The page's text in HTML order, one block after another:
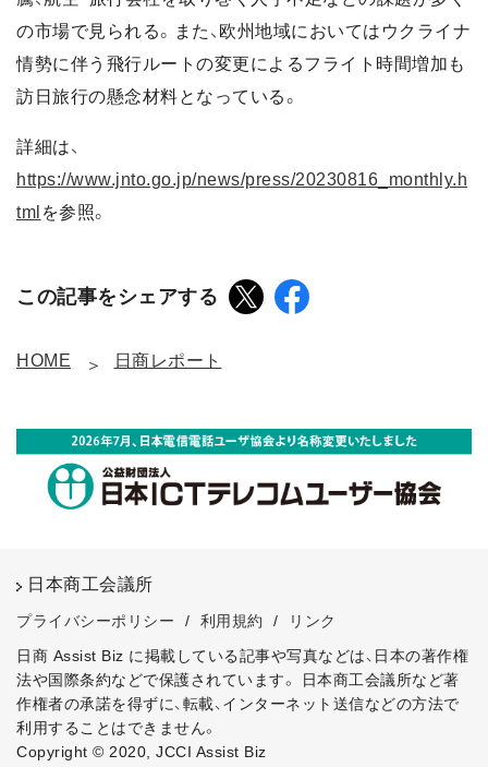
の市場で見られる。また、欧州地域においてはウクライナ
情勢に伴う飛行ルートの変更によるフライト時間増加も
訪日旅行の懸念材料となっている。
詳細は、
https://www.jnto.go.jp/news/press/20230816_monthly.h
tml を参照。
この記事をシェアする
HOME 日商レポート
日本商工会議所
プライバシーポリシー / 利用規約 /
リンク
日商 Assist Biz に掲載している記事や写真などは、日本の著作権
法や国際条約などで保護されています。
日本商工会議所など著
作権者の承諾を得ずに、転載、インターネット送信などの方法で
利用することはできません。
Copyright © 2020, JCCI Assist Biz